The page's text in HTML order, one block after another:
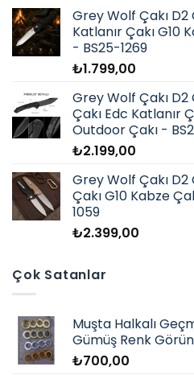
Grey Wolf Çakı D2
Katlanır Çakı G10
- BS25-1269
₺1.799,00
Grey Wolf Çakı
Çakı Edc Katlanır
Outdoor Çakı -
₺2.199,00
Grey Wolf Çakı D2
Çakı G10 Kabze
1059
₺2.399,00
Çok Satanlar
Muşta Halkalı
Gümüş Renk
₺700,00